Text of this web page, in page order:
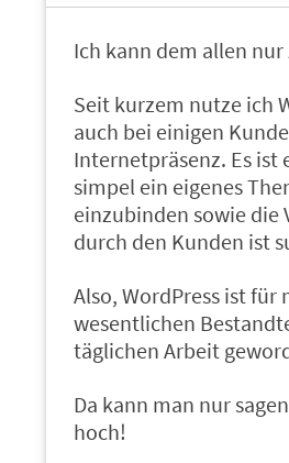
Ich kann dem allen
Seit kurzem nutze ich
auch bei einigen
Internetpräsenz. Es ist
simpel ein eigenes
einzubinden sowie die
durch den Kunden ist
Also, WordPress ist für
wesentlichen
täglichen Arbeit
Da kann man nur
hoch!